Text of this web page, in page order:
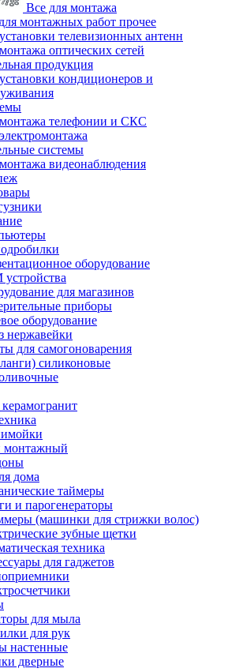
Все для монтажа
монтажных работ прочее
телевизионных антенн
оптических сетей
продукция
кондиционеров и
телефонии и СКС
системы
видеонаблюдения
оборудование
устройства
для магазинов
приборы
оборудование
нержавейки
для самогоноварения
силиконовые
монтажный
дома
таймеры
и парогенераторы
(машинки для стрижки волос)
зубные щетки
техника
для гаджетов
для мыла
для рук
настенные
дверные